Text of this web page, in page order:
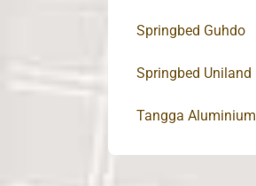
Springbed Guhdo
Springbed Uniland
Tangga Aluminium